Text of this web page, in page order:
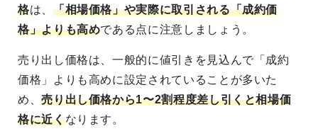
格は、 「相場価格」や実際に取引される「成約価
格」よりも高めである点に注意しましょう。
売り出し価格は、一般的に値引きを見込んで「成約
価格」よりも高めに設定されていることが多いた
め、売り出し価格から1〜2割程度差し引くと相場価
格に近くなります。